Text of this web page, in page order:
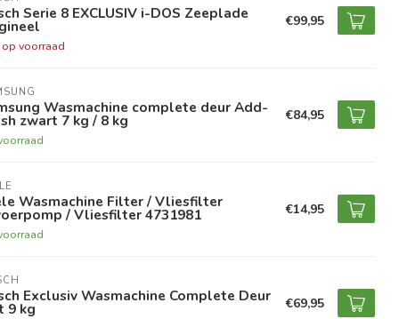
Serie 8 EXCLUSIV i-DOS Zeeplade
voorraad
€99,95
Wasmachine complete deur Add-
zwart 7 kg / 8 kg €84,95
Wasmachine Filter / Vliesfilter
/ Vliesfilter 4731981 €14,95
Exclusiv Wasmachine Complete Deur
9 kg €69,95